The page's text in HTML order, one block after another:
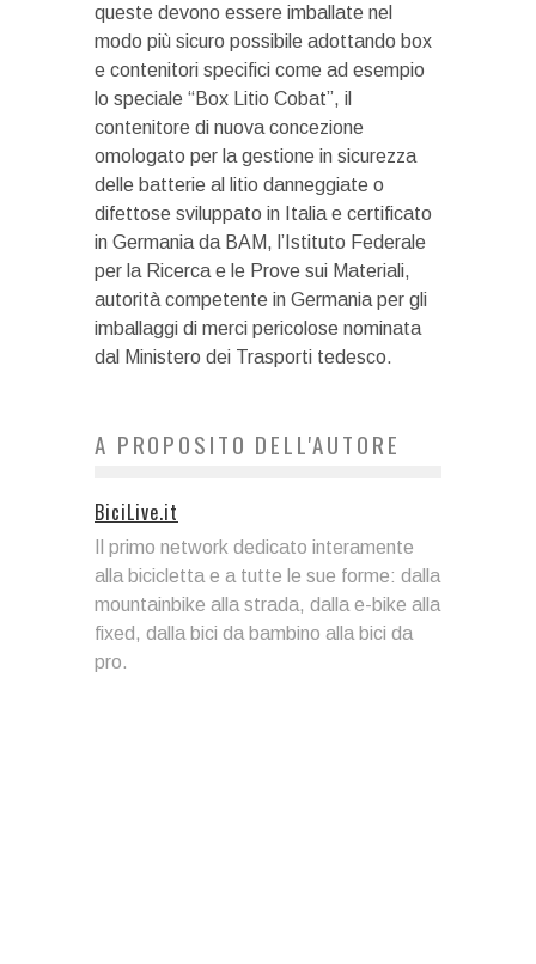
queste devono essere imballate nel
modo più sicuro possibile adottando box
e contenitori specifici come ad esempio
lo speciale “Box Litio Cobat”, il
contenitore di nuova concezione
omologato per la gestione in sicurezza
delle batterie al litio danneggiate o
difettose sviluppato in Italia e certificato
in Germania da BAM, l’Istituto Federale
per la Ricerca e le Prove sui Materiali,
autorità competente in Germania per gli
imballaggi di merci pericolose nominata
dal Ministero dei Trasporti tedesco.
A PROPOSITO DELL'AUTORE
BiciLive.it
Il primo network dedicato interamente
alla bicicletta e a tutte le sue forme: dalla
mountainbike alla strada, dalla e-bike alla
fixed, dalla bici da bambino alla bici da
pro.